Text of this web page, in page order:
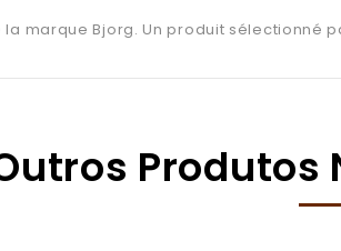
marque Bjorg. Un produit sélectionné
Produtos